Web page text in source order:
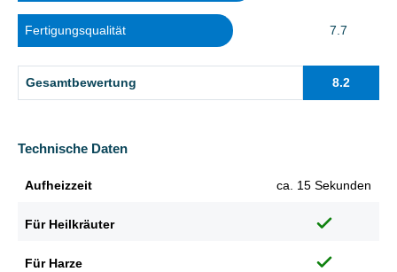
Fertigungsqualität 7.7
Gesamtbewertung 8.2
Technische Daten
Aufheizzeit ca. 15 Sekunden
Für Heilkräuter
Für Harze